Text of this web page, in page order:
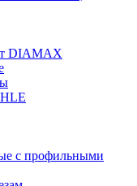
DIAMAX
с профильными